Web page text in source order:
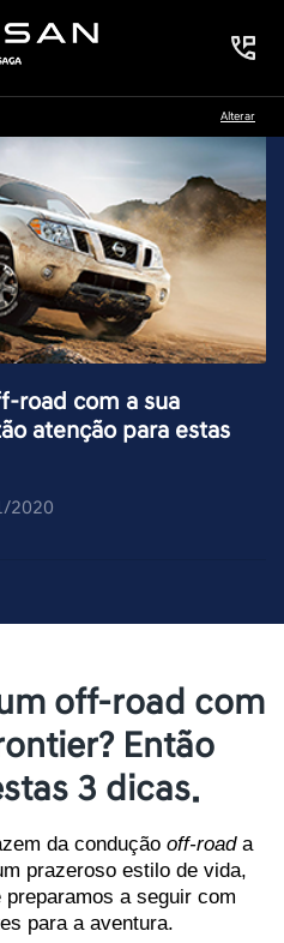
Alterar
road com a sua
atenção para estas
2020
off-road com
Então
3 dicas.
da condução off-road a
prazeroso estilo de vida,
a seguir com
para a aventura.